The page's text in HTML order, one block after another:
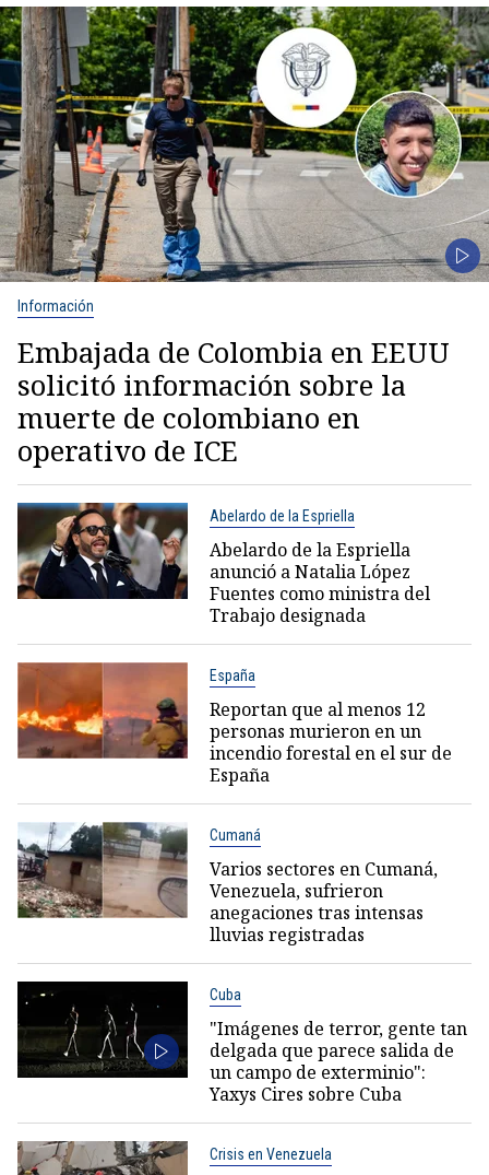
Información
Embajada de Colombia en EEUU
solicitó información sobre la
muerte de colombiano en
operativo de ICE
Abelardo de la Espriella
Abelardo de la Espriella
anunció a Natalia López
Fuentes como ministra del
Trabajo designada
España
Reportan que al menos 12
personas murieron en un
incendio forestal en el sur de
España
Cumaná
Varios sectores en Cumaná,
Venezuela, sufrieron
anegaciones tras intensas
lluvias registradas
Cuba
"Imágenes de terror, gente tan
delgada que parece salida de
un campo de exterminio":
Yaxys Cires sobre Cuba
Crisis en Venezuela